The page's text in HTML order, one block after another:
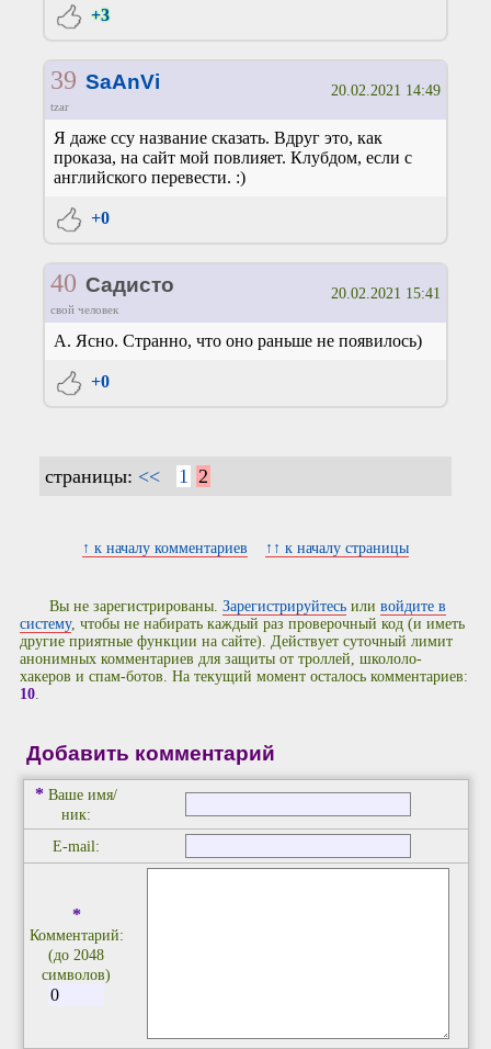
+3
39 SaAnVi
tzar
20.02.2021 14:49
Я даже ссу название сказать. Вдруг это, как
проказа, на сайт мой повлияет. Клубдом, если с
английского перевести. :)
+0
40 Садисто
свой человек
20.02.2021 15:41
А. Ясно. Странно, что оно раньше не появилось)
+0
страницы: << 1 2
↑ к началу комментариев ↑↑ к началу страницы
Вы не зарегистрированы.Зарегистрируйтесь иливойдите в
систему, чтобы не набирать каждый раз проверочный код (и иметь
другие приятные функции на сайте). Действует суточный лимит
анонимных комментариев для защиты от троллей, школоло-
хакеров и спам-ботов. На текущий момент осталось комментариев:
10.
Добавить комментарий
* Ваше имя/
ник:
E-mail:
*
Комментарий:
(до 2048
символов)